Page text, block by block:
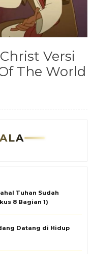
Versi
The World
Tuhan Sudah
8 Bagian 1)
Datang di Hidup